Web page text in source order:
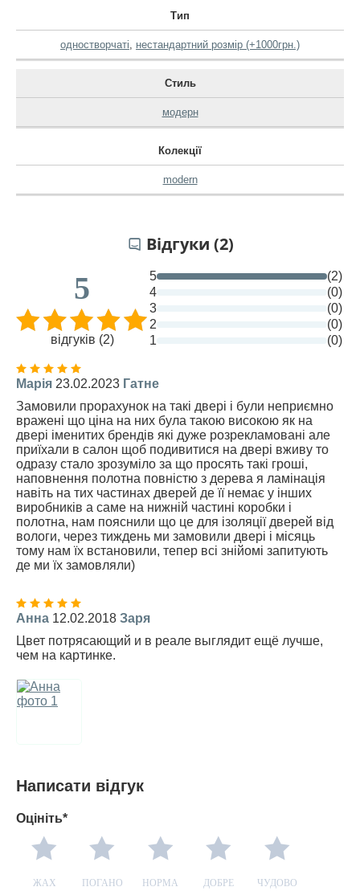
Тип
одностворчаті нестандартний розмір (+1000грн.)
Стиль
модерн
Колекції
modern
Відгуки (2)
5
відгуків (2)
5
(2)
4
(0)
3
(0)
2
(0)
1
(0)
Марія 23.02.2023 Гатне
Замовили прорахунок на такі двері і були неприємно
вражені що ціна на них була такою високою як на
двері іменитих брендів які дуже розрекламовані але
приїхали в салон щоб подивитися на двері вживу то
одразу стало зрозуміло за що просять такі гроші,
наповнення полотна повністю з дерева я ламінація
навіть на тих частинах дверей де її немає у інших
виробників а саме на нижній частині коробки і
полотна, нам пояснили що це для ізоляції дверей від
вологи, через тиждень ми замовили двері і місяць
тому нам їх встановили, тепер всі знійомі запитують
де ми їх замовляли)
Анна 12.02.2018 Заря
Цвет потрясающий и в реале выглядит ещё лучше,
чем на картинке.
Написати відгук
Оцініть*
ЖАХ ПОГАНО НОРМА ДОБРЕ ЧУДОВО